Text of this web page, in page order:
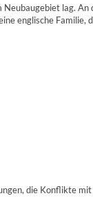
lag.
englische
die Konflikte